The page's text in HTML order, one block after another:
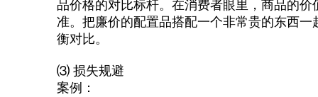
品价格的对比标杆。在消费者眼里，商品的
准。把廉价的配置品搭配一个非常贵的东西
衡对比。
⑶ 损失规避
案例：